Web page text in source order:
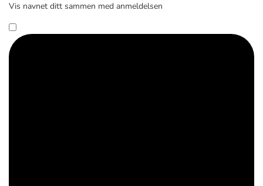
Vis navnet ditt sammen med anmeldelsen